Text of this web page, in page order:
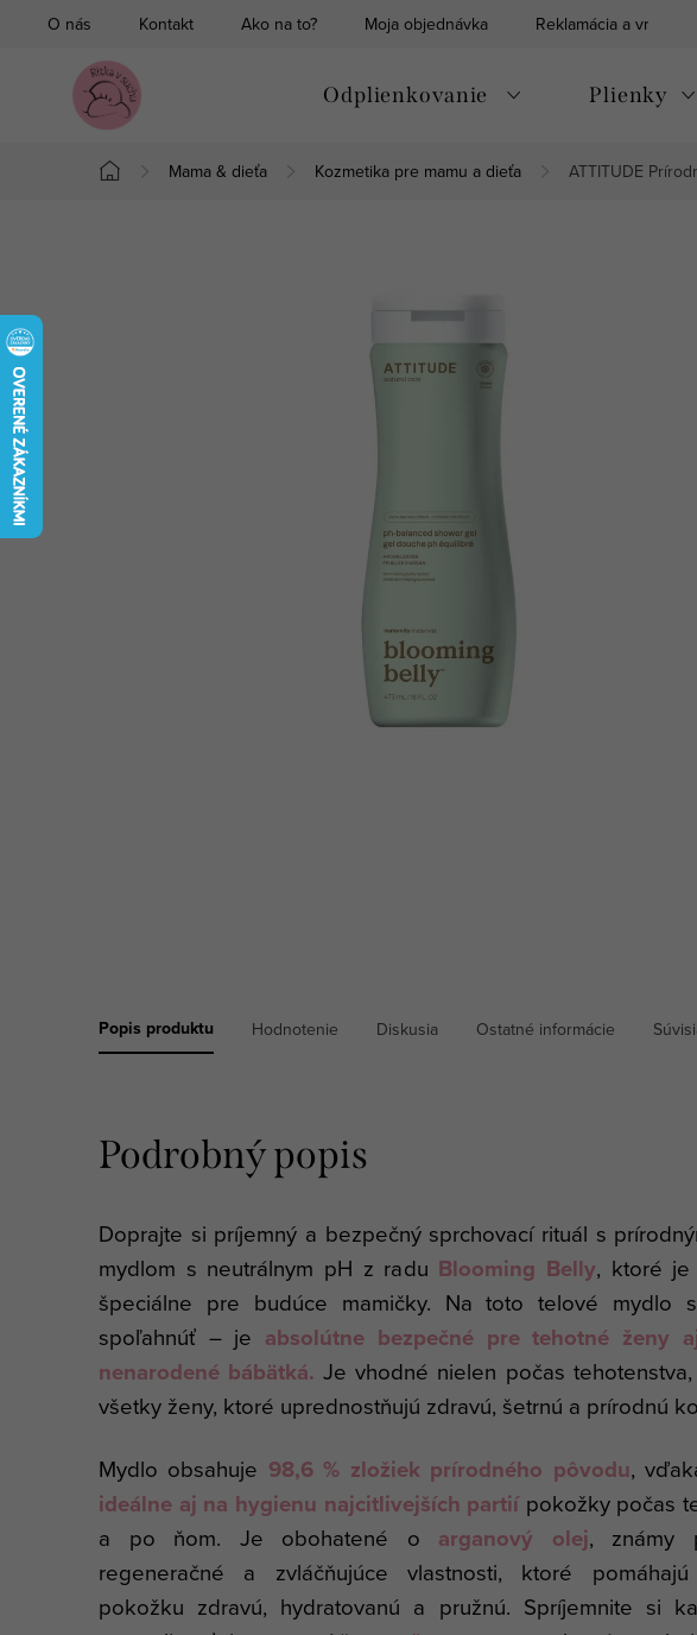
O nás Kontakt Ako na to? Moja objednávka Reklamácia a
Odplienkovanie Plienky
Domov
Mama & dieťa Kozmetika pre mamu a dieťa ATTITUDE
Popis produktu Hodnotenie Diskusia Ostatné informácie
Podrobný popis
Doprajte si príjemný a bezpečný sprchovací rituál s
mydlom s neutrálnym pH z radu Blooming Belly, ktoré je
špeciálne pre budúce mamičky. Na toto telové mydlo
spoľahnúť – je absolútne bezpečné pre tehotné ženy
nenarodené bábätká. Je vhodné nielen počas
všetky ženy, ktoré uprednostňujú zdravú, šetrnú a prírodnú
Mydlo obsahuje 98,6 % zložiek prírodného pôvodu,
ideálne aj na hygienu najcitlivejších partiípokožky počas
a po ňom. Je obohatené o arganový olej, známy
regeneračné a zvláčňujúce vlastnosti, ktoré
pokožku zdravú, hydratovanú a pružnú. Spríjemnite si